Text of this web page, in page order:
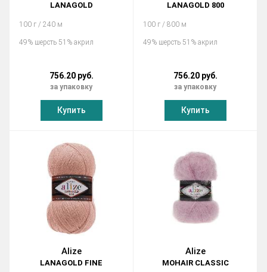
LANAGOLD
100 г / 240 м
49% шерсть 51% акрил
756.20 руб.
за упаковку
Купить
LANAGOLD 800
100 г / 800 м
49% шерсть 51% акрил
756.20 руб.
за упаковку
Купить
Alize
LANAGOLD FINE
Alize
MOHAIR CLASSIC